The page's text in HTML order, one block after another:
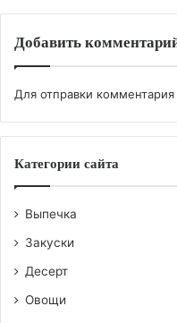
масло. Добавить
Вылить на гуся
всех сторон и
Вырезать
дольки,
Замаринованный
Удалить с тушки
Туго зашить
фольги, потом —
Добавить
Для отправки
Категории сайта
Выпечка
Закуски
Десерт
Овощи